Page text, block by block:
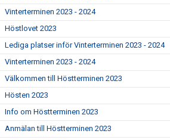
Vinterterminen 2023 - 2024
Höstlovet 2023
Lediga platser inför Vinterterminen 2023 - 2024
Vinterterminen 2023 - 2024
Välkommen till Höstterminen 2023
Hösten 2023
Info om Höstterminen 2023
Anmälan till Höstterminen 2023